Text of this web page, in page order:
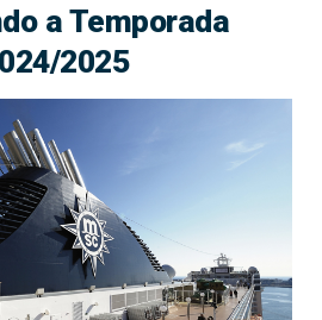
a Temporada
2025